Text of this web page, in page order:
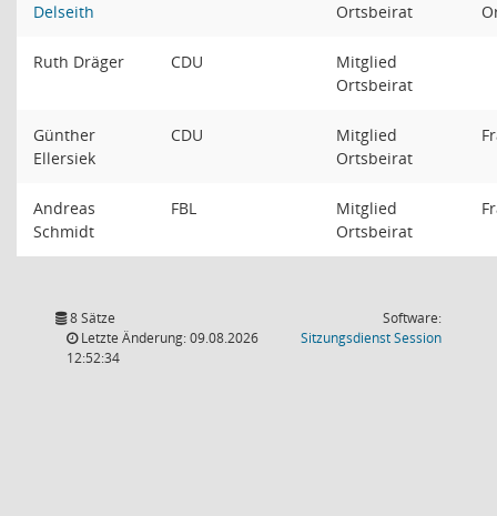
Delseith
Ortsbeirat
Ruth Dräger CDU
Mitglied
Ortsbeirat
Günther
Ellersiek
CDU
Mitglied
Ortsbeirat
Andreas
Schmidt
FBL
Mitglied
Ortsbeirat
8 Sätze
Letzte Änderung: 09.08.2026
12:52:34
Software:
SitzungsdienstSession(Wird in